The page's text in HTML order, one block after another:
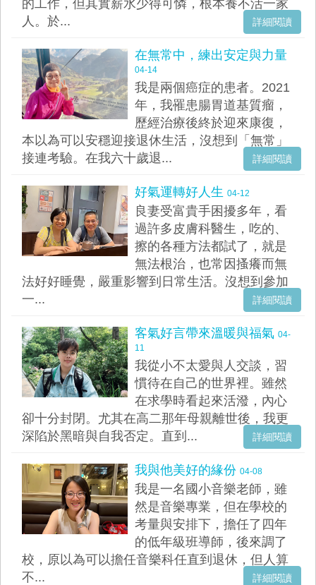
的工作，但其實薪水少得可憐，根本養不活一家
人。於...
詳細閱讀
在無常中，練出安定與力量
04-14
我是兩個癌症的患者。2021
年，我罹患腸胃道基質瘤，
歷經治療後終於迎來康復，
本以為可以安穩迎接退休生活，沒想到「無常」
接連考驗。在我六十歲退...
詳細閱讀
好氣運轉好人生 04-12
良妻受富貴手困擾多年，看
過許多皮膚科醫生，吃的、
擦的各種方法都試了，就是
無法根治，也常因搔癢而無
法好好睡覺，嚴重影響到日常生活。沒想到參加
一...
詳細閱讀
客氣好言帶來溫暖與福氣 04-
11
我從小不太愛與人交談，習
慣待在自己的世界裡。雖然
在求學時看起來活潑，內心
卻十分封閉。尤其在高二那年母親離世後，我更
深陷於黑暗與自我否定。直到...
詳細閱讀
我與他美好的緣份 04-08
我是一名國小音樂老師，雖
然是音樂專業，但在學校的
考量與安排下，擔任了四年
的低年級班導師，後來調了
校，原以為可以擔任音樂科任直到退休，但人算
不...
詳細閱讀